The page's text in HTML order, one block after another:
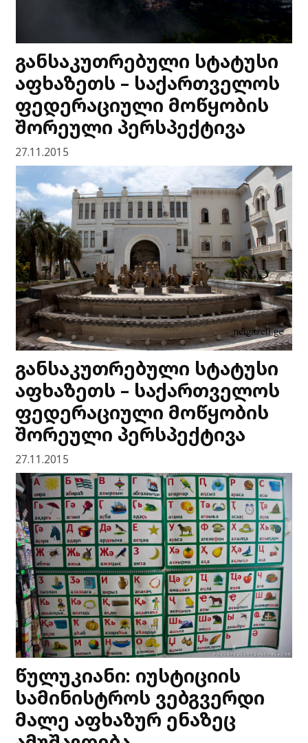
განსაკუთრებული სტატუსი
აფხაზეთს – საქართველოს
ფედერაციული მოწყობის
შორეული პერსპექტივა
27.11.2015
განსაკუთრებული სტატუსი
აფხაზეთს – საქართველოს
ფედერაციული მოწყობის
შორეული პერსპექტივა
27.11.2015
წულუკიანი: იუსტიციის
სამინისტროს ვებგვერდი
მალე აფხაზურ ენაზეც